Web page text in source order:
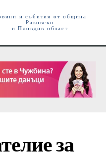
и събития от община
Раковски
и Пловдив област
за